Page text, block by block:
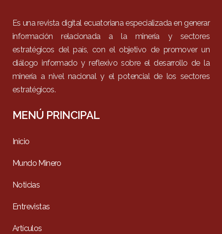
Es una revista digital ecuatoriana especializada en generar
información relacionada a la minería y sectores
estratégicos del país, con el objetivo de promover un
diálogo informado y reflexivo sobre el desarrollo de la
minería a nivel nacional y el potencial de los sectores
estratégicos.
MENÚ PRINCIPAL
Inicio
Mundo Minero
Noticias
Entrevistas
Artículos